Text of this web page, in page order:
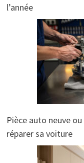
l’année
Pièce auto neuve
réparer sa voiture